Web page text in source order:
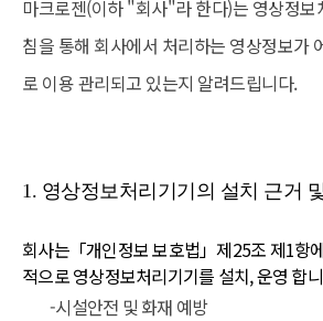
마크로젠(이하 "회사"라 한다)는 영상정보
침을 통해 회사에서 처리하는 영상정보가
로 이용 관리되고 있는지 알려드립니다.
1. 영상정보처리기기의 설치 근거
회사는「개인정보 보호법」제25조 제1항
적으로 영상정보처리기기를 설치, 운영 합
-시설안전 및 화재 예방